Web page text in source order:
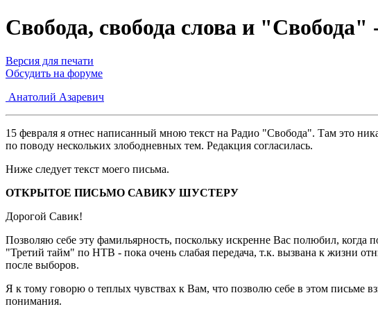
Свобода, свобода слова и "Свобода"
Версия для печати
Обсудить на форуме
Анатолий Азаревич
15 февраля я отнес написанный мною текст на Радио "Свобода". Там это
по поводу нескольких злободневных тем. Редакция согласилась.
Ниже следует текст моего письма.
ОТКРЫТОЕ ПИСЬМО САВИКУ ШУСТЕРУ
Дорогой Савик!
Позволяю себе эту фамильярность, поскольку искренне Вас полюбил,
"Третий тайм" по НТВ - пока очень слабая передача, т.к. вызвана к жизни
после выборов.
Я к тому говорю о теплых чувствах к Вам, что позволю себе в этом
понимания.